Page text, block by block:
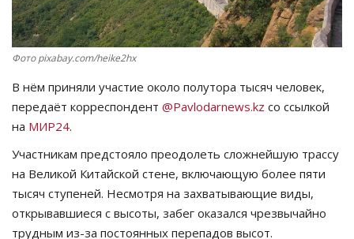
РАЗВЛЕЧЕНИЯ
OFFICIAL
Курултай
Язык
Қазақша Русский
Фото pixabay.com/heike2hx
В нём приняли участие около полутора тысяч человек,
передаёт корреспондент @Pavlodarnews.kz со ссылкой
на МИР24.
Участникам предстояло преодолеть сложнейшую трассу
на Великой Китайской стене, включающую более пяти
тысяч ступеней. Несмотря на захватывающие виды,
открывавшиеся с высоты, забег оказался чрезвычайно
трудным из-за постоянных перепадов высот.